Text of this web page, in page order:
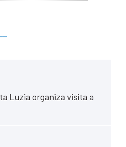
Luzia organiza visita a